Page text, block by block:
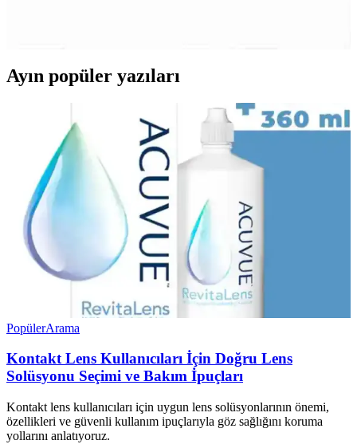
Ayın popüler yazıları
PopülerArama
Kontakt Lens Kullanıcıları İçin Doğru Lens
Solüsyonu Seçimi ve Bakım İpuçları
Kontakt lens kullanıcıları için uygun lens solüsyonlarının önemi,
özellikleri ve güvenli kullanım ipuçlarıyla göz sağlığını koruma
yollarını anlatıyoruz.